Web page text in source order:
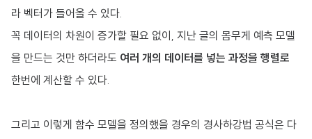
라 벡터가 들어올 수 있다.
꼭 데이터의 차원이 증가할 필요 없이, 지난 글의 몸무게 예측 모델
을 만드는 것만 하더라도 여러 개의 데이터를 넣는 과정을 행렬로
한번에 계산할 수 있다.
그리고 이렇게 함수 모델을 정의했을 경우의 경사하강법 공식은 다